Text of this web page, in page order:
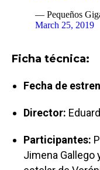
— Pequeños
March 25, 2019
Ficha técnica:
Fecha de
Director:
Participantes:
Jimena Gallego